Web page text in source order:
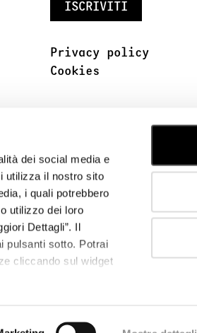
dei social media e
utilizza il nostro sito
i quali potrebbero
utilizzo dei loro
Dettagli”. Il
pulsanti sotto. Potrai
cliccando sul widget
ISCRIVITI
Privacy policy
Cookies